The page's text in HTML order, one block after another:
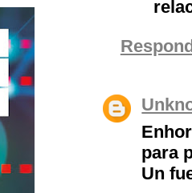
para
Un